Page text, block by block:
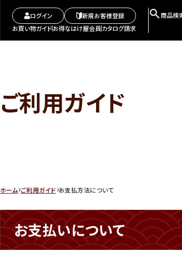
ログイン
新規お客様登録
お買い物ガイドお得なはけ屋会員カタログ請求
商品検
ご利用ガイド
ホーム ご利用ガイド お支払方法について
お支払いについて